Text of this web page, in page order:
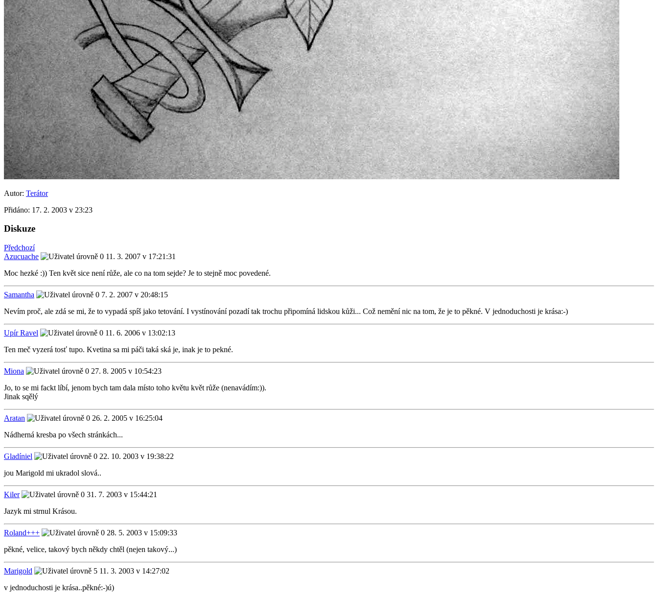
Autor: Terátor
Přidáno: 17. 2. 2003 v 23:23
Diskuze
Předchozí
Azucuache
11. 3. 2007 v 17:21:31
Moc hezké :)) Ten květ sice není růže, ale co na tom sejde? Je to stejně moc povedené.
Samantha
7. 2. 2007 v 20:48:15
Nevím proč, ale zdá se mi, že to vypadá spíš jako tetování. I vystínování pozadí tak trochu připomíná lidskou kůži... Což nemění nic na tom, že je to pěkné. V jednoduchosti je krása:-)
Upír Ravel
11. 6. 2006 v 13:02:13
Ten meč vyzerá tosť tupo. Kvetina sa mi páči taká ská je, inak je to pekné.
Miona
27. 8. 2005 v 10:54:23
Jo, to se mi fackt líbí, jenom bych tam dala místo toho květu květ růže (nenavádím:)).
Jinak sqělý
Aratan
26. 2. 2005 v 16:25:04
Nádherná kresba po všech stránkách...
Gladíniel
22. 10. 2003 v 19:38:22
jou Marigold mi ukradol slová..
Kiler
31. 7. 2003 v 15:44:21
Jazyk mi strnul Krásou.
Roland+++
28. 5. 2003 v 15:09:33
pěkné, velice, takový bych někdy chtěl (nejen takový...)
Marigold
11. 3. 2003 v 14:27:02
v jednoduchosti je krása..pěkné:-)ú)